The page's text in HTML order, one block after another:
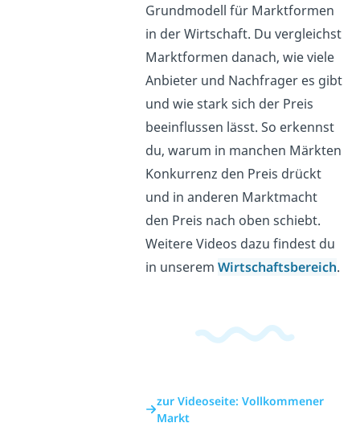
Grundmodell für Marktformen
in der Wirtschaft. Du vergleichst
Marktformen danach, wie viele
Anbieter und Nachfrager es gibt
und wie stark sich der Preis
beeinflussen lässt. So erkennst
du, warum in manchen Märkten
Konkurrenz den Preis drückt
und in anderen Marktmacht
den Preis nach oben schiebt.
Weitere Videos dazu findest du
in unseremWirtschaftsbereich.
zur Videoseite: Vollkommener
Markt